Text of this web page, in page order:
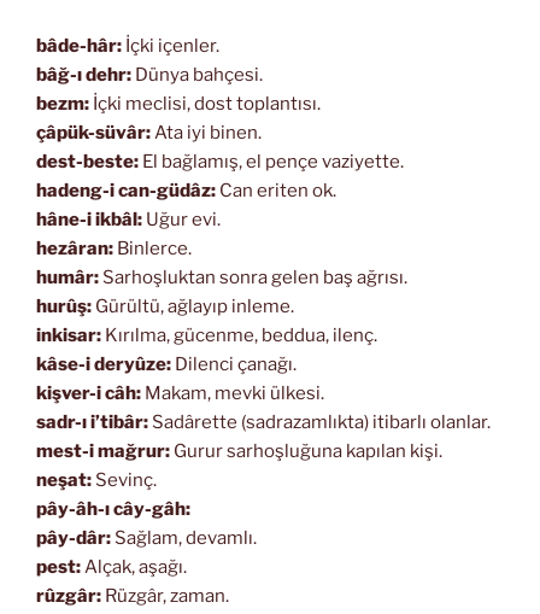
bâde-hâr: İçki içenler.
bâğ-ı dehr: Dünya bahçesi.
bezm: İçki meclisi, dost toplantısı.
çâpük-süvâr:Ata iyi binen.
dest-beste: El bağlamış, el pençe vaziyette.
hadeng-i can-güdâz: Can eriten ok.
hâne-i ikbâl: Uğur evi.
hezâran: Binlerce.
humâr: Sarhoşluktan sonra gelen baş ağrısı.
hurûş: Gürültü, ağlayıp inleme.
inkisar: Kırılma, gücenme, beddua, ilenç.
kâse-i deryûze: Dilenci çanağı.
kişver-i câh: Makam, mevki ülkesi.
sadr-ı i’tibâr: Sadârette (sadrazamlıkta) itibarlı olanlar.
mest-i mağrur: Gurur sarhoşluğuna kapılan kişi.
neşat: Sevinç.
pây-âh-ı cây-gâh:
pây-dâr: Sağlam, devamlı.
pest:Alçak, aşağı.
rûzgâr: Rüzgâr, zaman.